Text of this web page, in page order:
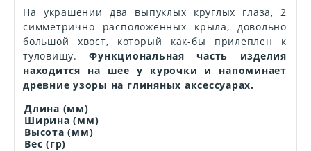
На украшении два выпуклых круглых глаза, 2
симметрично расположенных крыла, довольно
большой хвост, который как-бы прилеплен к
туловищу.
Функциональная часть изделия
находится на шее у курочки и напоминает
древние узоры на глиняных аксессуарах.
Длина (мм)
Ширина (мм)
Высота (мм)
Вес (гр)